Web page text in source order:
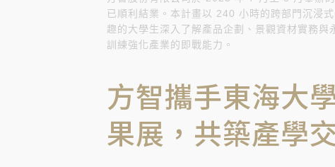
已順利結業。本計畫以 240 小時的跨部門沉浸
趣的大學生深入了解產品企劃、 景觀資材實務與
訓練強化產業的即戰能力。
方智攜手東海大
果展，共築產學